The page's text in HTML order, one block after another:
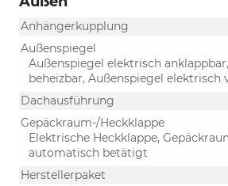
Anhängerkupplung
Außenspiegel
Außenspiegel elektrisch
beheizbar, Außenspiegel elektrisch
Dachausführung
Gepäckraum-/Heckklappe
Elektrische Heckklappe,
automatisch betätigt
Herstellerpaket